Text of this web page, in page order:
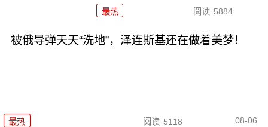
最热 阅读 5884
被俄导弹天天“洗地”，泽连斯基还在做着美梦！
最热 阅读 5118 08-06